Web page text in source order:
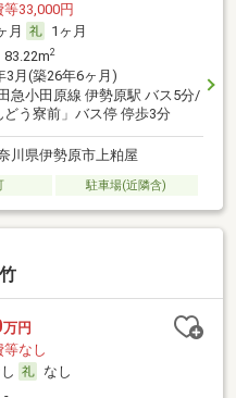
33,000円
月
1ヶ月
2
3月(築26年6ヶ月)
急小田原線 伊勢原駅 バス5分/
どう寮前」バス停 停歩3分
川県伊勢原市上粕屋
駐車場(近隣含)
万円
等なし
なし